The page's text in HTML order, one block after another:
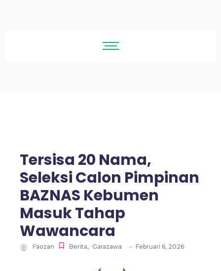
Tersisa 20 Nama,
Seleksi Calon Pimpinan
BAZNAS Kebumen
Masuk Tahap
Wawancara
Faozan Berita, Garazawa - Februari 6, 2026